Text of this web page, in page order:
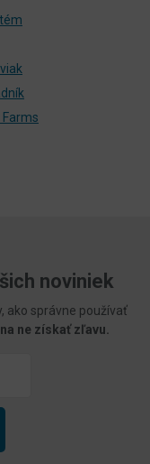
noviniek
ako správne používať
ne získať zľavu.